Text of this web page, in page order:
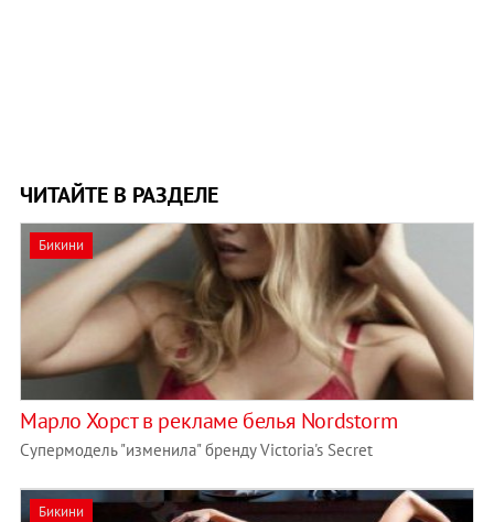
ЧИТАЙТЕ В РАЗДЕЛЕ
Бикини
Марло Хорст в рекламе белья Nordstorm
Супермодель "изменила" бренду Victoria's Secret
Бикини